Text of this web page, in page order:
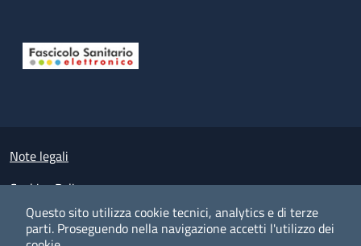
Questo sito utilizza cookie tecnici, analytics e di terze
parti. Proseguendo nella navigazione accetti l'utilizzo dei
Small prints
Note legali
Cookies Policy
Policy privacy e protezione del dato personale